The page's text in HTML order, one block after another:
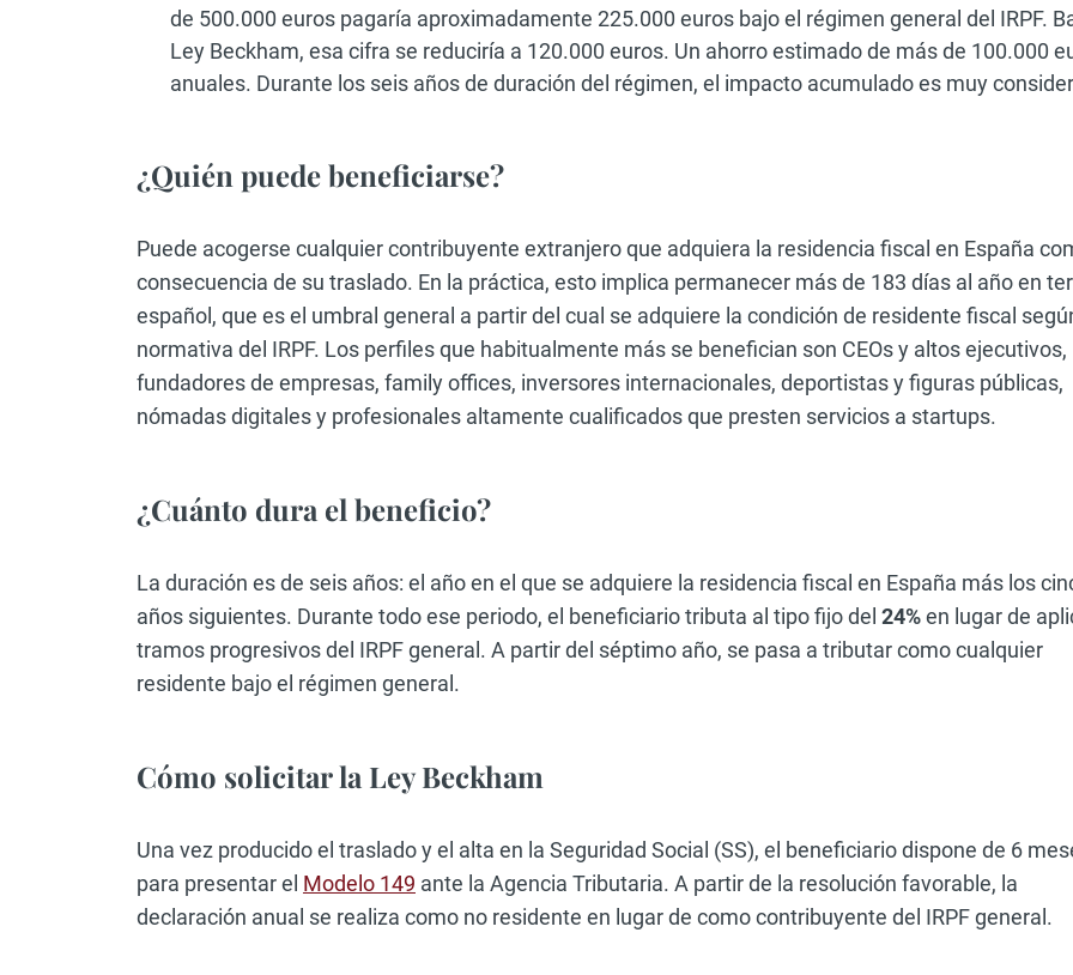
de 500.000 euros pagaría aproximadamente 225.000 euros bajo el régimen general del IRPF.
Ley Beckham, esa cifra se reduciría a 120.000 euros. Un ahorro estimado de más de 100.000
anuales. Durante los seis años de duración del régimen, el impacto acumulado es muy
¿Quién puede beneficiarse?
Puede acogerse cualquier contribuyente extranjero que adquiera la residencia fiscal en España
consecuencia de su traslado. En la práctica, esto implica permanecer más de 183 días al año en
español, que es el umbral general a partir del cual se adquiere la condición de residente fiscal
normativa del IRPF. Los perfiles que habitualmente más se benefician son CEOs y altos ejecutivos,
fundadores de empresas, family offices, inversores internacionales, deportistas y figuras públicas,
nómadas digitales y profesionales altamente cualificados que presten servicios a startups.
¿Cuánto dura el beneficio?
La duración es de seis años: el año en el que se adquiere la residencia fiscal en España más los
años siguientes. Durante todo ese periodo, el beneficiario tributa al tipo fijo del 24%en lugar de
tramos progresivos del IRPF general. A partir del séptimo año, se pasa a tributar como cualquier
residente bajo el régimen general.
Cómo solicitar la Ley Beckham
Una vez producido el traslado y el alta en la Seguridad Social (SS), el beneficiario dispone de 6
para presentar el Modelo 149 ante la Agencia Tributaria. A partir de la resolución favorable, la
declaración anual se realiza como no residente en lugar de como contribuyente del IRPF general.